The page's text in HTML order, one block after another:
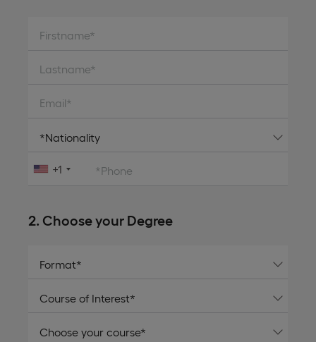
Firstname*
Lastname*
Email*
*Phone
+1
2. Choose your Degree